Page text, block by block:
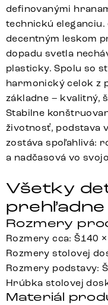
definovanými
technickú
decentným leskom
dopadu svetla
plasticky. Spolu so
harmonický celok z
základne – kvalitný,
Stabilne
životnosť, podstava
zostáva spoľahlivá:
a nadčasová vo
Všetky
prehľadne
Rozmery
Rozmery cca: Š140
Rozmery stolovej
Rozmery podstavy:
Hrúbka stolovej
Materiál